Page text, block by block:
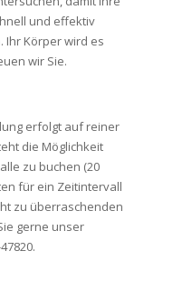
und effektiv
Körper wird es
wir Sie.
erfolgt auf reiner
die Möglichkeit
zu buchen (20
für ein Zeitintervall
zu überraschenden
gerne unser